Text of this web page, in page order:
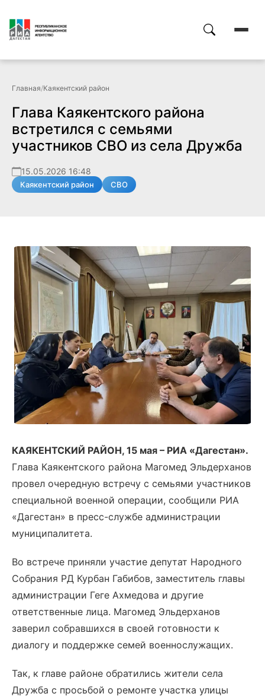
Главная/Каякентский район
Глава Каякентского района
встретился с семьями
участников СВО из села Дружба
15.05.2026 16:48
Каякентский район СВО
КАЯКЕНТСКИЙ РАЙОН, 15 мая – РИА «Дагестан».
Глава Каякентского района Магомед Эльдерханов
провел очередную встречу с семьями участников
специальной военной операции, сообщили РИА
«Дагестан» в пресс-службе администрации
муниципалитета.
Во встрече приняли участие депутат Народного
Собрания РД Курбан Габибов, заместитель главы
администрации Геге Ахмедова и другие
ответственные лица. Магомед Эльдерханов
заверил собравшихся в своей готовности к
диалогу и поддержке семей военнослужащих.
Так, к главе районе обратились жители села
Дружба с просьбой о ремонте участка улицы